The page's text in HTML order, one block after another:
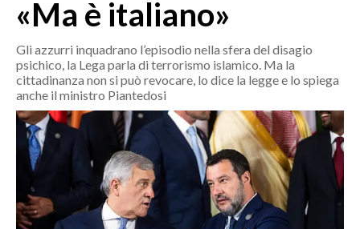
AGENDA
CRONACA
ITALIA
MONDO
POLITICA
SERVIZI ALLE IMPRESE
«Ma è italiano»
Gli azzurri inquadrano l’episodio nella sfera del disagio
psichico, la Lega parla di terrorismo islamico. Ma la
cittadinanza non si può revocare, lo dice la legge e lo spiega
anche il ministro Piantedosi